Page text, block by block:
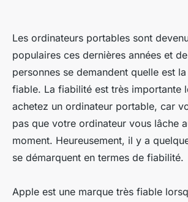
Les ordinateurs portables sont
populaires ces dernières années et
personnes se demandent quelle est
fiable. La fiabilité est très importante
achetez un ordinateur portable, car
pas que votre ordinateur vous lâche
moment. Heureusement, il y a
se démarquent en termes de fiabilité.
Apple est une marque très fiable